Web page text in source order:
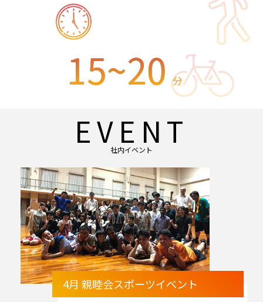
15~20 分
EVENT
社内イベント
4月 親睦会スポーツイベント